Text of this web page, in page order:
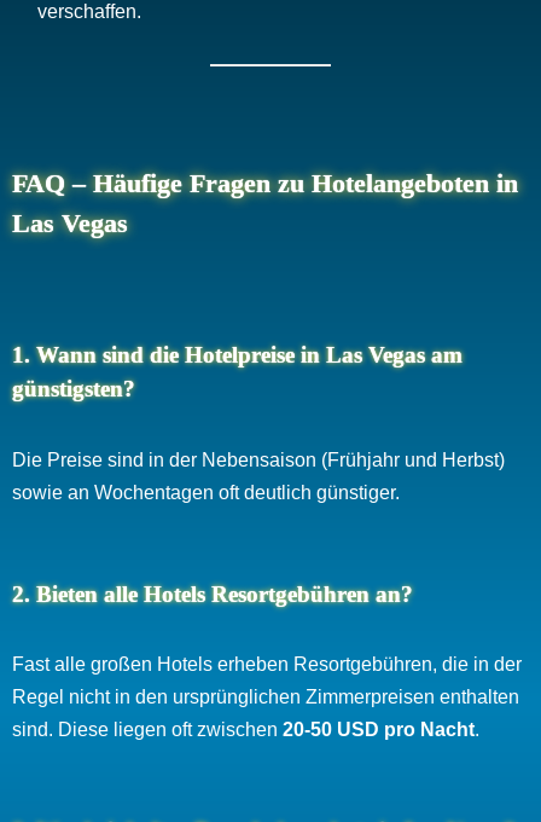
verschaffen.
FAQ – Häufige Fragen zu Hotelangeboten in
Las Vegas
1. Wann sind die Hotelpreise in Las Vegas am
günstigsten?
Die Preise sind in der Nebensaison (Frühjahr und Herbst)
sowie an Wochentagen oft deutlich günstiger.
2. Bieten alle Hotels Resortgebühren an?
Fast alle großen Hotels erheben Resortgebühren, die in der
Regel nicht in den ursprünglichen Zimmerpreisen enthalten
sind. Diese liegen oft zwischen 20-50 USD pro Nacht.